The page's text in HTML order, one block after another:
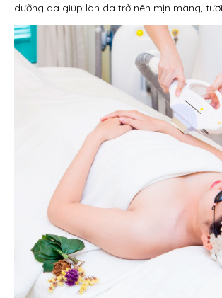
dưỡng da giúp làn da trở nên mịn màng,